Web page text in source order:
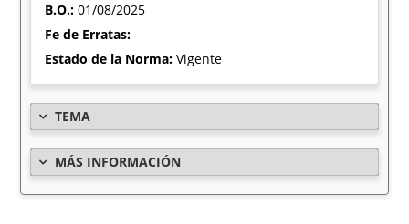
B.O.:01/08/2025
Fe de Erratas:-
Estado de la Norma:Vigente
TEMA
MÁS INFORMACIÓN